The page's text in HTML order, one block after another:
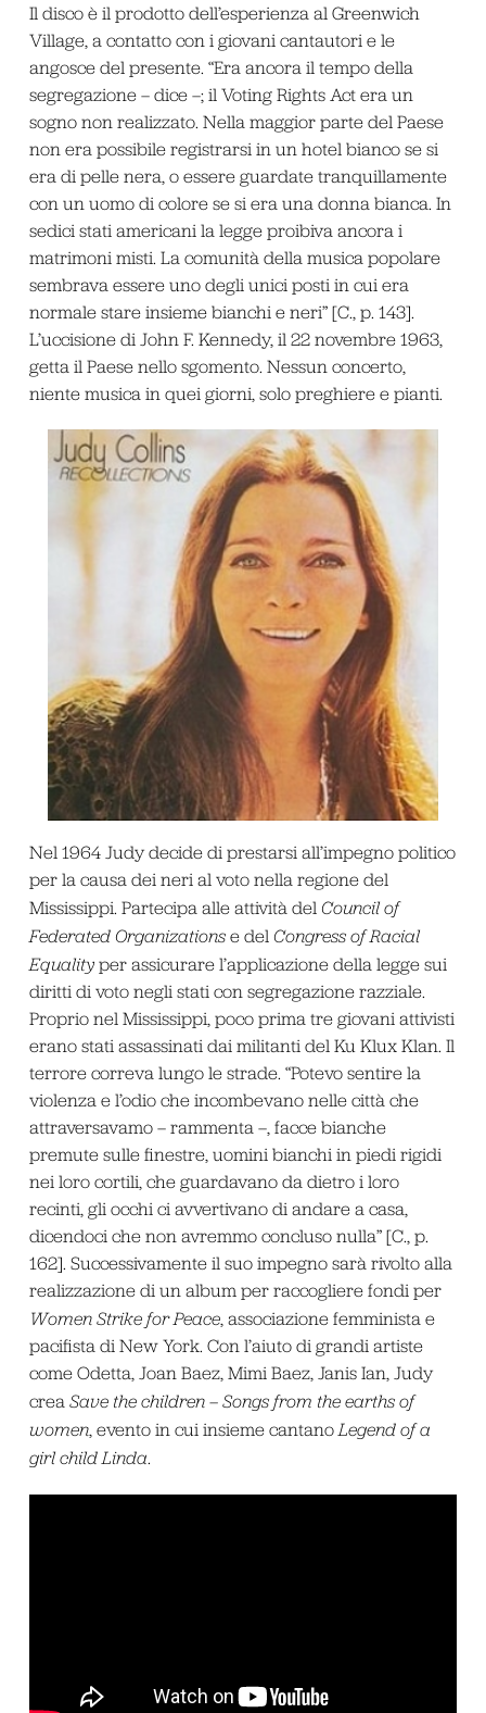
Il disco è il prodotto dell’esperienza al Greenwich
Village, a contatto con i giovani cantautori e le
angosce del presente. “Era ancora il tempo della
segregazione – dice –; il Voting Rights Act era un
sogno non realizzato. Nella maggior parte del Paese
non era possibile registrarsi in un hotel bianco se si
era di pelle nera, o essere guardate tranquillamente
con un uomo di colore se si era una donna bianca. In
sedici stati americani la legge proibiva ancora i
matrimoni misti. La comunità della musica popolare
sembrava essere uno degli unici posti in cui era
normale stare insieme bianchi e neri” [C., p. 143].
L’uccisione di John F. Kennedy, il 22 novembre 1963,
getta il Paese nello sgomento. Nessun concerto,
niente musica in quei giorni, solo preghiere e pianti.
Nel 1964 Judy decide di prestarsi all’impegno politico
per la causa dei neri al voto nella regione del
Mississippi. Partecipa alle attività del Council of
Federated Organizationse del Congress of Racial
Equalityper assicurare l’applicazione della legge sui
diritti di voto negli stati con segregazione razziale.
Proprio nel Mississippi, poco prima tre giovani attivisti
erano stati assassinati dai militanti del Ku Klux Klan. Il
terrore correva lungo le strade. “Potevo sentire la
violenza e l’odio che incombevano nelle città che
attraversavamo – rammenta –, facce bianche
premute sulle finestre, uomini bianchi in piedi rigidi
nei loro cortili, che guardavano da dietro i loro
recinti, gli occhi ci avvertivano di andare a casa,
dicendoci che non avremmo concluso nulla” [C., p.
162]. Successivamente il suo impegno sarà rivolto alla
realizzazione di un album per raccogliere fondi per
Women Strike for Peace, associazione femminista e
pacifista di New York. Con l’aiuto di grandi artiste
come Odetta, Joan Baez, Mimi Baez, Janis Ian, Judy
crea Save the children – Songs from the earths of
women, evento in cui insieme cantanoLegend of a
girl child Linda.